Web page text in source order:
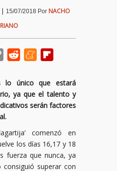
15/07/2018 Por NACHO
Copy
Reddit Meneame
lo único que estará
ya que el talento y
serán factores
comenzó en
los días 16,17 y 18
fuerza que nunca, ya
superar con